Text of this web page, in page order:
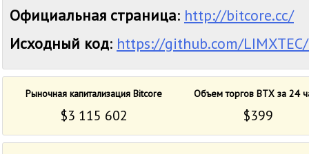
Официальная страница: http://bitcore.cc/
Исходный код: https://github.com/
Рыночная капитализация Bitcore Объем торгов BTX за 24
$3 115 602 $399